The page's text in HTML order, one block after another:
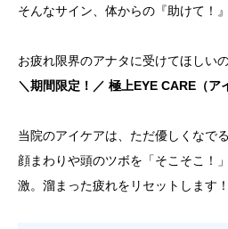
そんなサイン、体からの『助けて！
お疲れ限界のアナタに受けてほしい
＼期間限定！／ 極上EYE CARE（ア
当院のアイケアは、ただ優しくなで
顔まわりや頭のツボを「そこそこ！
激。溜まった疲れをリセットします！